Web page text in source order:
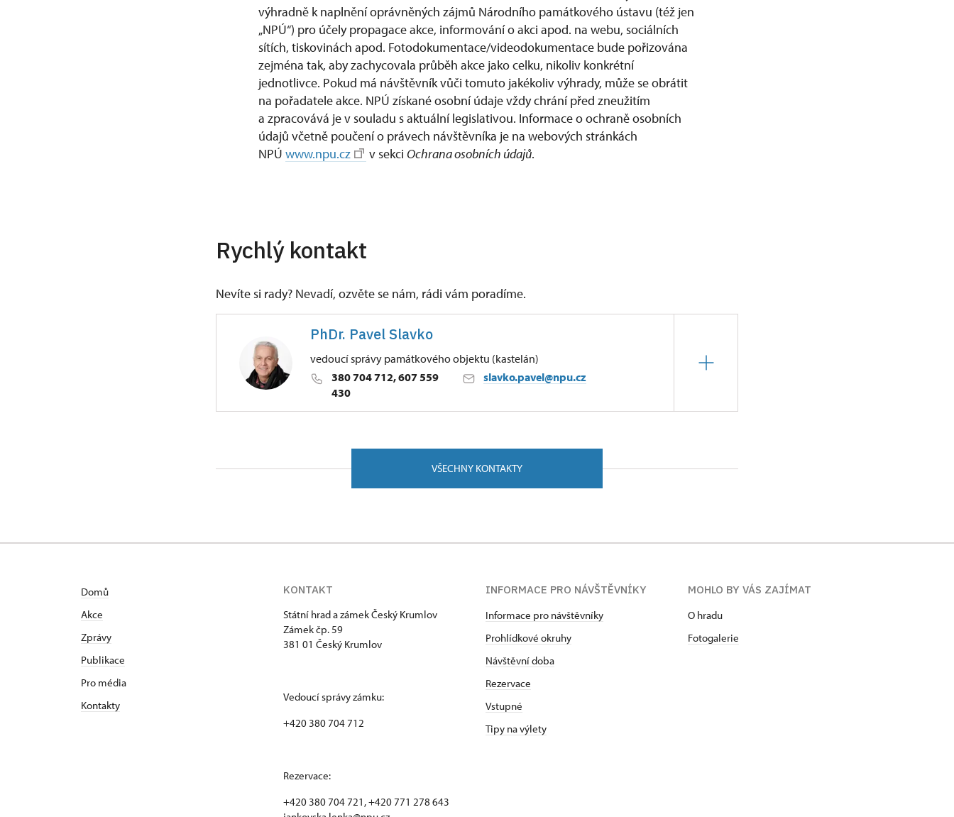
výhradně k naplnění oprávněných zájmů Národního památkového ústavu (též jen
„NPÚ“) pro účely propagace akce, informování o akci apod. na webu, sociálních
sítích, tiskovinách apod. Fotodokumentace/videodokumentace bude pořizována
zejména tak, aby zachycovala průběh akce jako celku, nikoliv konkrétní
jednotlivce. Pokud má návštěvník vůči tomuto jakékoliv výhrady, může se obrátit
na pořadatele akce. NPÚ získané osobní údaje vždy chrání před zneužitím
a zpracovává je v souladu s aktuální legislativou. Informace o ochraně osobních
údajů včetně poučení o právech návštěvníka je na webových stránkách
NPÚ www.npu.cz v sekci Ochrana osobních údajů.
Rychlý kontakt
Nevíte si rady? Nevadí, ozvěte se nám, rádi vám poradíme.
PhDr. Pavel Slavko
vedoucí správy památkového objektu (kastelán)
380 704 712, 607 559
430
slavko.pavel@npu.cz
Zámek 59/, Český Krumlov 38101
VŠECHNY KONTAKTY
Domů
Akce
Zprávy
Publikace
Pro média
Kontakty
KONTAKT
Státní hrad a zámek Český Krumlov
Zámek čp. 59
381 01 Český Krumlov
Vedoucí správy zámku:
+420 380 704 712
Rezervace:
+420 380 704 721, +420 771 278 643
INFORMACE PRO NÁVŠTĚVNÍKY
Informace pro návštěvníky
Prohlídkové okruhy
Návštěvní doba
Rezervace
Vstupné
Tipy na výlety
MOHLO BY VÁS ZAJÍMAT
O hradu
Fotogalerie